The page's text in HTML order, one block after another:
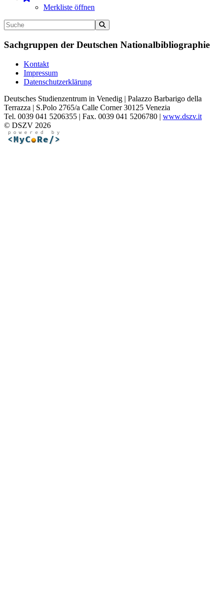
Merkliste öffnen
Sachgruppen der Deutschen Nationalbibliographie
Kontakt
Impressum
Datenschutzerklärung
Deutsches Studienzentrum in Venedig | Palazzo Barbarigo della
Terrazza | S.Polo 2765/a Calle Corner 30125 Venezia
Tel. 0039 041 5206355 | Fax. 0039 041 5206780 | www.dszv.it
© DSZV 2026